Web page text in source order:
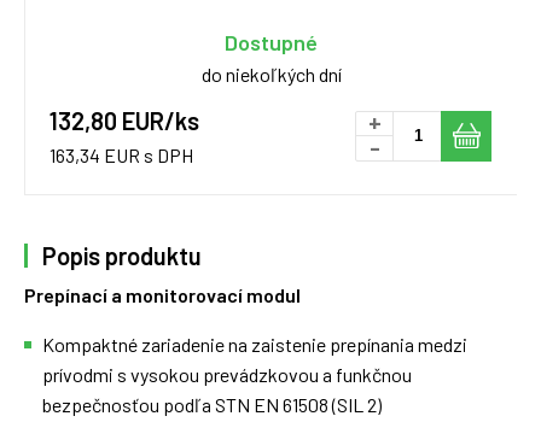
Dostupné
do niekoľkých dní
132,80 EUR/ks
163,34 EUR s DPH
+
-
Popis produktu
Prepínací a monitorovací modul
Kompaktné zariadenie na zaistenie prepínania medzi
prívodmi s vysokou prevádzkovou a funkčnou
bezpečnosťou podľa STN EN 61508 (SIL 2)